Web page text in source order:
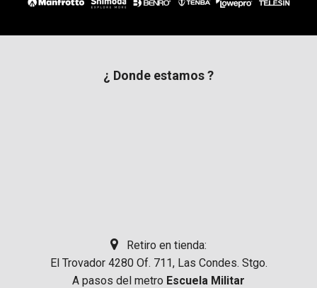
¿ Donde estamos ?
Retiro en tienda:
El Trovador 4280 Of. 711, Las Condes. Stgo.
A pasos del metro Escuela Militar